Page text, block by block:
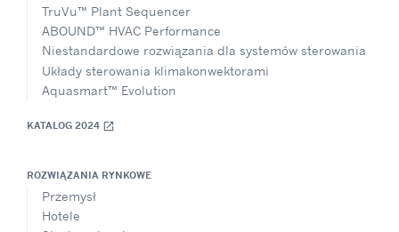
TruVu™ Plant Sequencer
ABOUND™ HVAC Performance
Niestandardowe rozwiązania dla systemów sterowania
Układy sterowania klimakonwektorami
Aquasmart™ Evolution
KATALOG 2024 open_in_new
ROZWIĄZANIA RYNKOWE
Przemysł
Hotele